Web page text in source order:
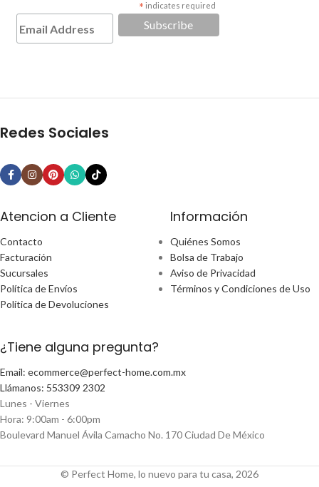
* indicates required
Redes Sociales
Atencion a Cliente
Contacto
Facturación
Sucursales
Política de Envíos
Política de Devoluciones
Información
Quiénes Somos
Bolsa de Trabajo
Aviso de Privacidad
Términos y Condiciones de Uso
¿Tiene alguna pregunta?
Email: ecommerce@perfect-home.com.mx
Llámanos: 553309 2302
Lunes - Viernes
Hora: 9:00am - 6:00pm
Boulevard Manuel Ávila Camacho No. 170 Ciudad De México
© Perfect Home, lo nuevo para tu casa, 2026